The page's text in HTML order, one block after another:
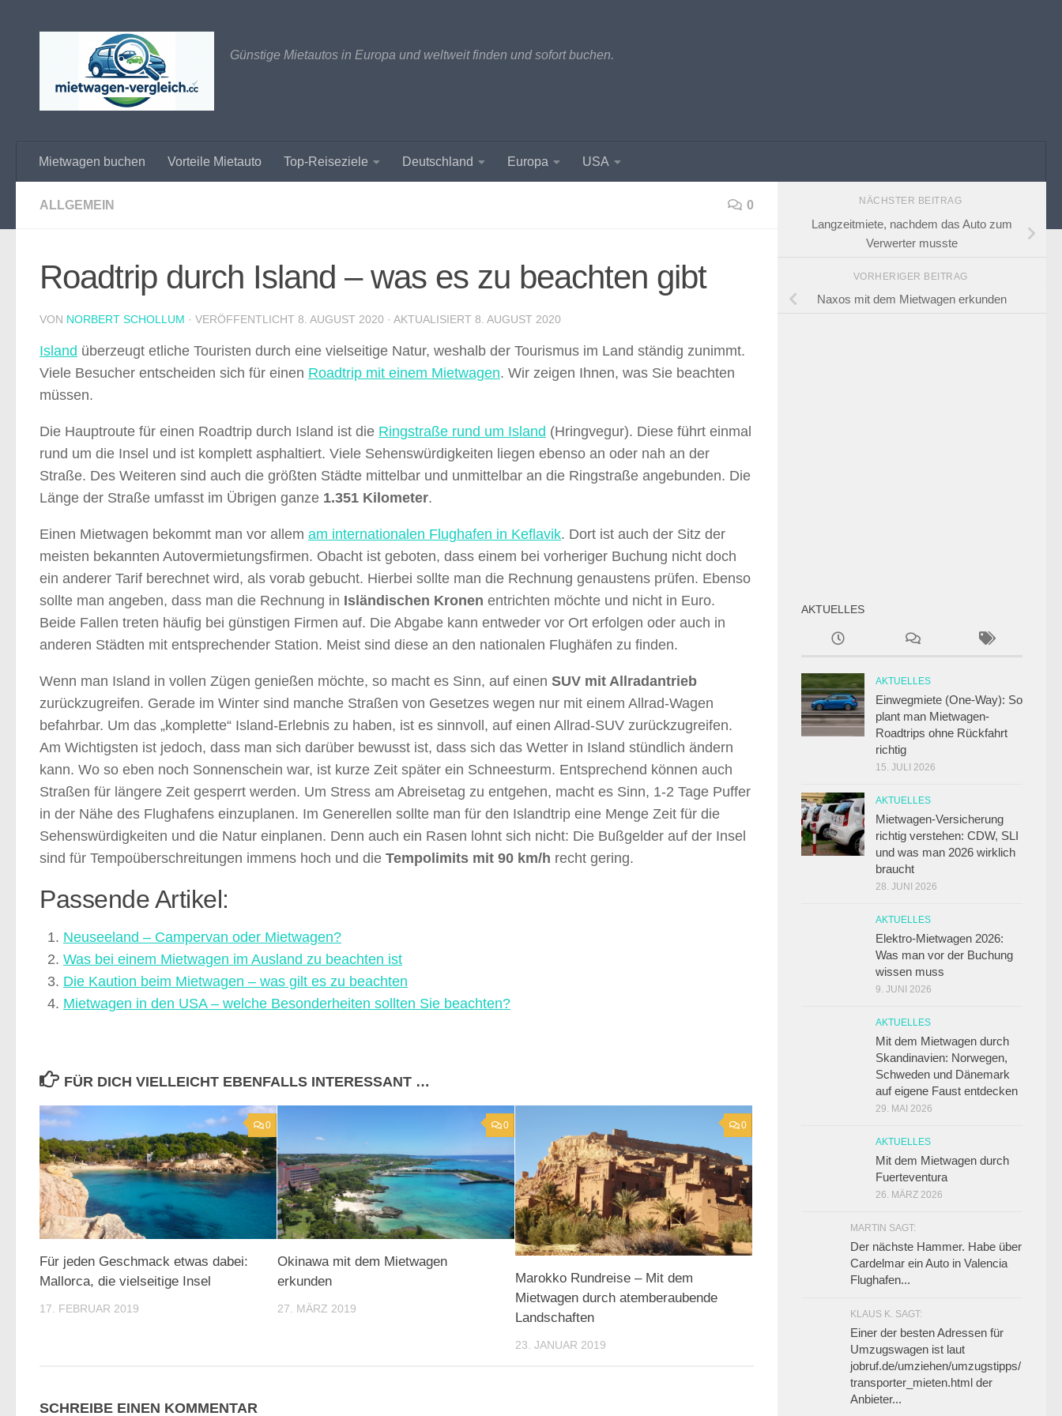
Günstige Mietautos in Europa und weltweit finden und sofort buchen.
Mietwagen buchen Vorteile Mietauto Top-Reiseziele Deutschland Europa USA
ALLGEMEIN 0
Roadtrip durch Island – was es zu beachten gibt
VON NORBERT SCHOLLUM · VERÖFFENTLICHT 8. AUGUST 2020 · AKTUALISIERT 8. AUGUST 2020
Island überzeugt etliche Touristen durch eine vielseitige Natur, weshalb der Tourismus im Land ständig zunimmt.
Viele Besucher entscheiden sich für einen Roadtrip mit einem Mietwagen. Wir zeigen Ihnen, was Sie beachten
müssen.
Die Hauptroute für einen Roadtrip durch Island ist die Ringstraße rund um Island (Hringvegur). Diese führt einmal
rund um die Insel und ist komplett asphaltiert. Viele Sehenswürdigkeiten liegen ebenso an oder nah an der
Straße. Des Weiteren sind auch die größten Städte mittelbar und unmittelbar an die Ringstraße angebunden. Die
Länge der Straße umfasst im Übrigen ganze 1.351 Kilometer.
Einen Mietwagen bekommt man vor allem am internationalen Flughafen in Keflavik. Dort ist auch der Sitz der
meisten bekannten Autovermietungsfirmen. Obacht ist geboten, dass einem bei vorheriger Buchung nicht doch
ein anderer Tarif berechnet wird, als vorab gebucht. Hierbei sollte man die Rechnung genaustens prüfen. Ebenso
sollte man angeben, dass man die Rechnung in Isländischen Kronen entrichten möchte und nicht in Euro.
Beide Fallen treten häufig bei günstigen Firmen auf. Die Abgabe kann entweder vor Ort erfolgen oder auch in
anderen Städten mit entsprechender Station. Meist sind diese an den nationalen Flughäfen zu finden.
Wenn man Island in vollen Zügen genießen möchte, so macht es Sinn, auf einen SUV mit Allradantrieb
zurückzugreifen. Gerade im Winter sind manche Straßen von Gesetzes wegen nur mit einem Allrad-Wagen
befahrbar. Um das „komplette“ Island-Erlebnis zu haben, ist es sinnvoll, auf einen Allrad-SUV zurückzugreifen.
Am Wichtigsten ist jedoch, dass man sich darüber bewusst ist, dass sich das Wetter in Island stündlich ändern
kann. Wo so eben noch Sonnenschein war, ist kurze Zeit später ein Schneesturm. Entsprechend können auch
Straßen für längere Zeit gesperrt werden. Um Stress am Abreisetag zu entgehen, macht es Sinn, 1-2 Tage Puffer
in der Nähe des Flughafens einzuplanen. Im Generellen sollte man für den Islandtrip eine Menge Zeit für die
Sehenswürdigkeiten und die Natur einplanen. Denn auch ein Rasen lohnt sich nicht: Die Bußgelder auf der Insel
sind für Tempoüberschreitungen immens hoch und die Tempolimits mit 90 km/h recht gering.
Passende Artikel:
Neuseeland – Campervan oder Mietwagen?
Was bei einem Mietwagen im Ausland zu beachten ist
Die Kaution beim Mietwagen – was gilt es zu beachten
Mietwagen in den USA – welche Besonderheiten sollten Sie beachten?
FÜR DICH VIELLEICHT EBENFALLS INTERESSANT …
0
Für jeden Geschmack etwas dabei:
Mallorca, die vielseitige Insel
17. FEBRUAR 2019
0
Okinawa mit dem Mietwagen
erkunden
27. MÄRZ 2019
0
Marokko Rundreise – Mit dem
Mietwagen durch atemberaubende
Landschaften
23. JANUAR 2019
SCHREIBE EINEN KOMMENTAR
NÄCHSTER BEITRAG
Langzeitmiete, nachdem das Auto zum
Verwerter musste
VORHERIGER BEITRAG
Naxos mit dem Mietwagen erkunden
AKTUELLES
AKTUELLES
Einwegmiete (One-Way): So
plant man Mietwagen-
Roadtrips ohne Rückfahrt
richtig
15. JULI 2026
AKTUELLES
Mietwagen-Versicherung
richtig verstehen: CDW, SLI
und was man 2026 wirklich
braucht
28. JUNI 2026
AKTUELLES
Elektro-Mietwagen 2026:
Was man vor der Buchung
wissen muss
9. JUNI 2026
AKTUELLES
Mit dem Mietwagen durch
Skandinavien: Norwegen,
Schweden und Dänemark
auf eigene Faust entdecken
29. MAI 2026
AKTUELLES
Mit dem Mietwagen durch
Fuerteventura
26. MÄRZ 2026
MARTIN SAGT:
Der nächste Hammer. Habe über
Cardelmar ein Auto in Valencia
Flughafen...
KLAUS K. SAGT:
Einer der besten Adressen für
Umzugswagen ist laut
jobruf.de/umziehen/umzugstipps/
transporter_mieten.html der
Anbieter...